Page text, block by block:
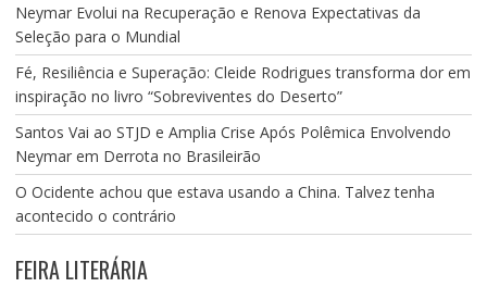
Neymar Evolui na Recuperação e Renova Expectativas da
Seleção para o Mundial
Fé, Resiliência e Superação: Cleide Rodrigues transforma dor em
inspiração no livro “Sobreviventes do Deserto”
Santos Vai ao STJD e Amplia Crise Após Polêmica Envolvendo
Neymar em Derrota no Brasileirão
O Ocidente achou que estava usando a China. Talvez tenha
acontecido o contrário
FEIRA LITERÁRIA